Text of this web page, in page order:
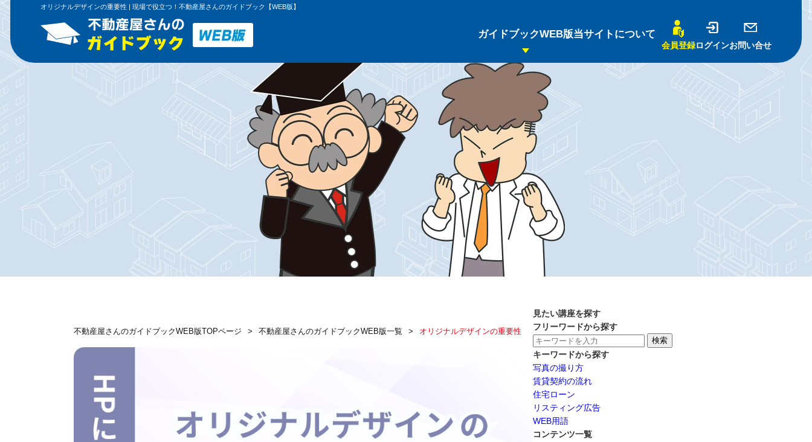
オリジナルデザインの重要性 | 現場で役立つ！不動産屋さんのガイドブック【WEB版】
ガイドブックWEB版
不動産業務の基礎知識
不動産について-売買編-
不動産について-賃貸編-
ビジネスマナー
ホームページについて
WEB知識
当サイトについて
会員登録ログインお問い合せ
不動産屋さんのガイドブックWEB版TOPページ 不動産屋さんのガイドブックWEB版一覧 オリジナルデザインの重要性
見たい講座を探す
フリーワードから探す
キーワードから探す
写真の撮り方
賃貸契約の流れ
住宅ローン
リスティング広告
WEB用語
コンテンツ一覧